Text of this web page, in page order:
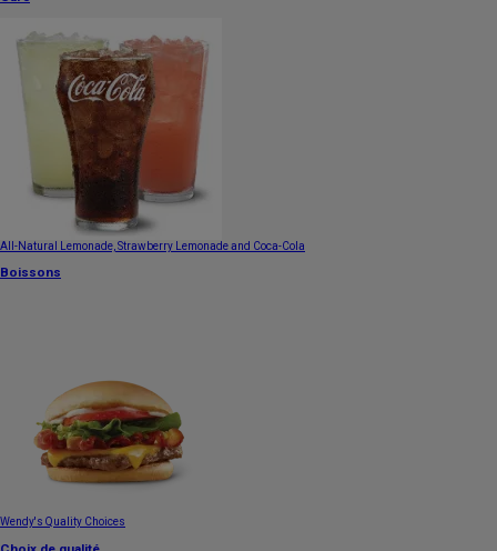
All-Natural Lemonade, Strawberry Lemonade and Coca-Cola
Boissons
Wendy's Quality Choices